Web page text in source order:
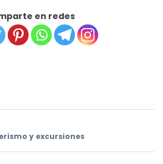
en redes
y excursiones